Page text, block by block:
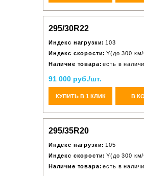
295/30R22
Индекс нагрузки: 103
Индекс скорости: Y(до 300 км/
Наличие товара: есть в
91 000 руб./шт.
КУПИТЬ В 1 КЛИК В
295/35R20
Индекс нагрузки: 105
Индекс скорости: Y(до 300 км/
Наличие товара: есть в